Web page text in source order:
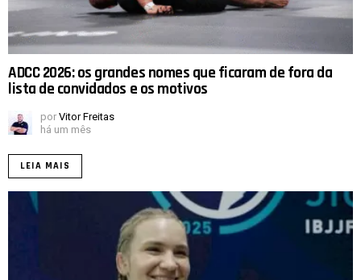
ADCC 2026: os grandes nomes que ficaram de fora da
lista de convidados e os motivos
por Vitor Freitas
há um mês
LEIA MAIS